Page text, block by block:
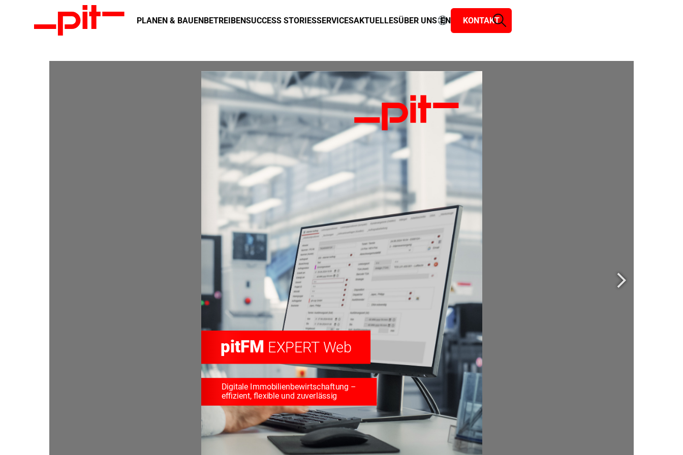
PLANEN & BAUENBETREIBENSUCCESS STORIESSERVICESAKTUELLESÜBER UNS EN KONTAKT